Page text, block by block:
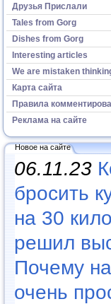
Друзья Прислали
Tales from Gorg
Dishes from Gorg
Interesting articles
We are mistaken
Карта сайта
Правила
Реклама на сайте
Новое на сайте
06.11.23
бросить
на 30
решил
Почему
очень